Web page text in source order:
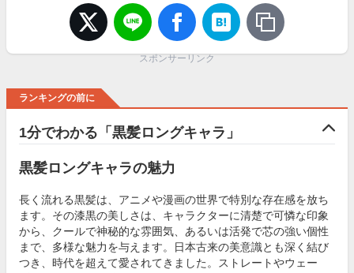
スポンサーリンク
ランキングの前に
1分でわかる「黒髪ロングキャラ」
黒髪ロングキャラの魅力
長く流れる黒髪は、アニメや漫画の世界で特別な存在感を放ち
ます。その漆黒の美しさは、キャラクターに清楚で可憐な印象
から、クールで神秘的な雰囲気、あるいは活発で芯の強い個性
まで、多様な魅力を与えます。日本古来の美意識とも深く結び
つき、時代を超えて愛されてきました。ストレートやウェー